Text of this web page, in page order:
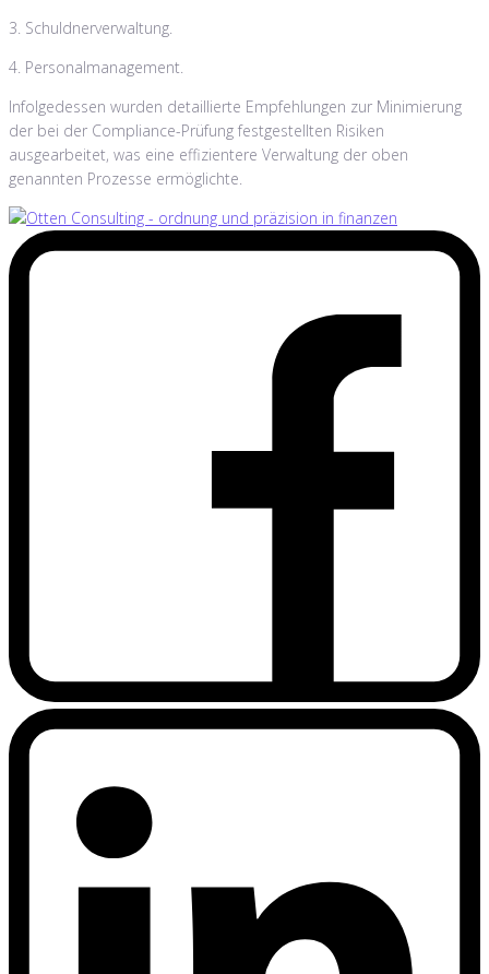
3. Schuldnerverwaltung.
4. Personalmanagement.
Infolgedessen wurden detaillierte Empfehlungen zur Minimierung
der bei der Compliance-Prüfung festgestellten Risiken
ausgearbeitet, was eine effizientere Verwaltung der oben
genannten Prozesse ermöglichte.